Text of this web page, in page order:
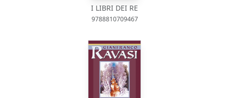
I LIBRI DEI RE
9788810709467